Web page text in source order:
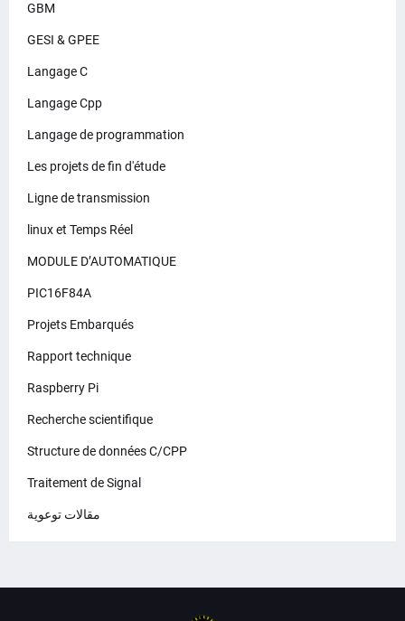
GBM
GESI & GPEE
Langage C
Langage Cpp
Langage de programmation
Les projets de fin d'étude
Ligne de transmission
linux et Temps Réel
MODULE D’AUTOMATIQUE
PIC16F84A
Projets Embarqués
Rapport technique
Raspberry Pi
Recherche scientifique
Structure de données C/CPP
Traitement de Signal
مقالات توعوية